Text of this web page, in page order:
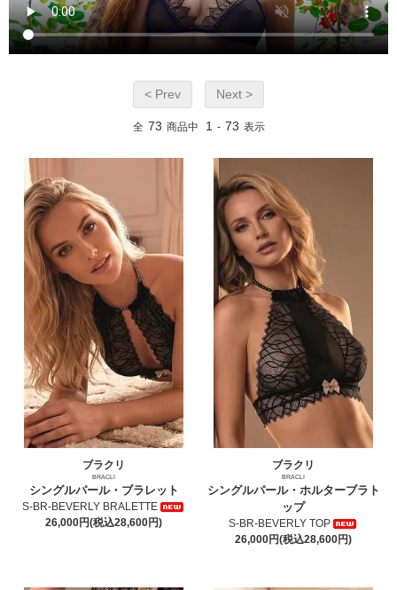
< Prev Next >
全 73 商品中 1 - 73 表示
ブラクリ
BRACLI
シングルパール・ブラレット
S-BR-BEVERLY BRALETTE
26,000円(税込28,600円)
ブラクリ
BRACLI
シングルパール・ホルターブラト
ップ
S-BR-BEVERLY TOP
26,000円(税込28,600円)